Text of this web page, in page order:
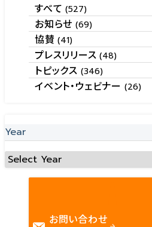
すべて(527)
お知らせ (69)
協賛(41)
プレスリリース(48)
トピックス (346)
イベント・ウェビナー (26)
Year
お問い合わせ